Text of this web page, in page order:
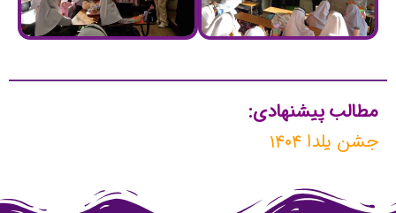
مطالب پیشنهادی:
جشن یلدا ۱۴۰۴